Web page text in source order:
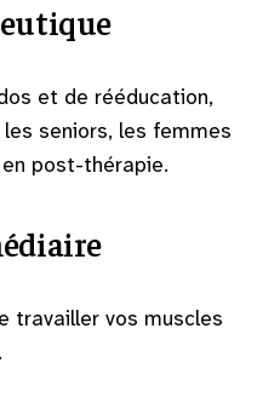
et de rééducation,
seniors, les femmes
post-thérapie.
travailler vos muscles